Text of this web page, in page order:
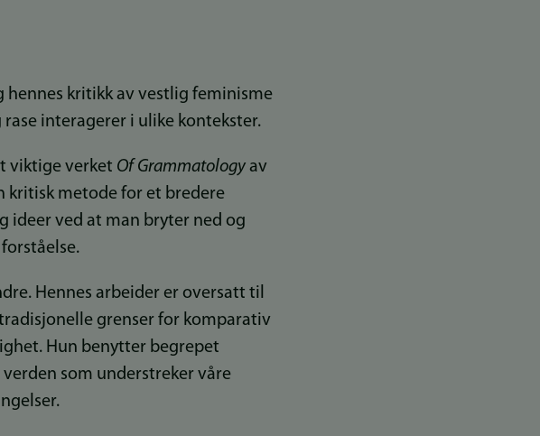
kritikk av vestlig feminisme
interagerer i ulike kontekster.
viktige verket Of Grammatology av
kritisk metode for et bredere
ideer ved at man bryter ned og
Hennes arbeider er oversatt til
grenser for komparativ
Hun benytter begrepet
som understreker våre